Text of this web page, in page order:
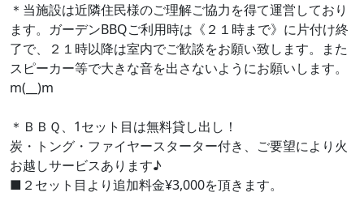
＊当施設は近隣住民様のご理解ご協力を得て運営しており
ます。ガーデンBBQご利用時は《２１時まで》に片付け終
了で、２１時以降は室内でご歓談をお願い致します。また
スピーカー等で大きな音を出さないようにお願いします。
m(__)m
＊ＢＢＱ、1セット目は無料貸し出し！
炭・トング・ファイヤースターター付き、ご要望により火
お越しサービスあります♪
■２セット目より追加料金¥3,000を頂きます。